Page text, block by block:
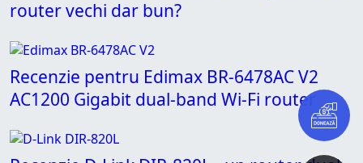
router vechi dar bun?
Recenzie pentru Edimax BR-6478AC V2
AC1200 Gigabit dual-band Wi-Fi router